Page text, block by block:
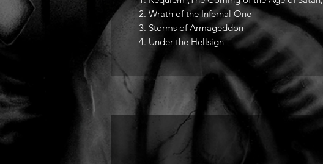
2. Wrath of the Infernal One
3. Storms of Armageddon
4. Under the Hellsign